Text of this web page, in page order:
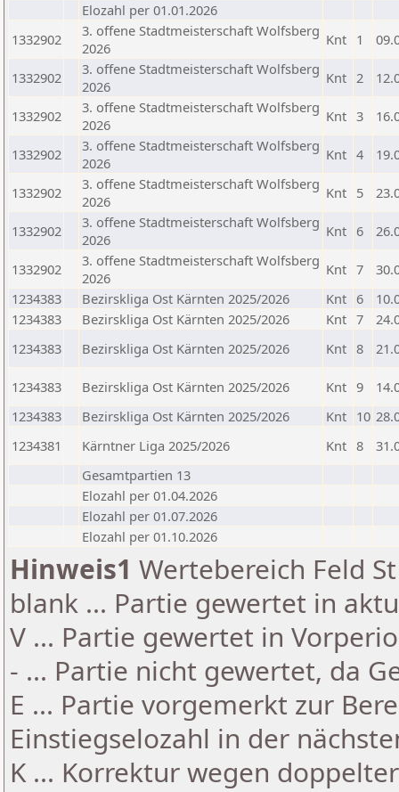
Elozahl per 01.01.2026
1332902
3. offene Stadtmeisterschaft Wolfsberg
2026
Knt 1
1332902
3. offene Stadtmeisterschaft Wolfsberg
2026
Knt 2
1332902
3. offene Stadtmeisterschaft Wolfsberg
2026
Knt 3
1332902
3. offene Stadtmeisterschaft Wolfsberg
2026
Knt 4
1332902
3. offene Stadtmeisterschaft Wolfsberg
2026
Knt 5
1332902
3. offene Stadtmeisterschaft Wolfsberg
2026
Knt 6
1332902
3. offene Stadtmeisterschaft Wolfsberg
2026
Knt 7
1234383
Bezirskliga Ost Kärnten 2025/2026 Knt 6
1234383
Bezirskliga Ost Kärnten 2025/2026 Knt 7
1234383
Bezirskliga Ost Kärnten 2025/2026 Knt 8
1234383 Bezirskliga Ost Kärnten 2025/2026 Knt 9
1234383
Bezirskliga Ost Kärnten 2025/2026 Knt 10
1234381
Kärntner Liga 2025/2026 Knt 8
Gesamtpartien 13
Elozahl per 01.04.2026
Elozahl per 01.07.2026
Elozahl per 01.10.2026
Hinweis1 Wertebereich Feld
blank ... Partie gewertet in
V ... Partie gewertet in
- ... Partie nicht gewertet, da
E ... Partie vorgemerkt zur
Einstiegselozahl in der
K ... Korrektur wegen